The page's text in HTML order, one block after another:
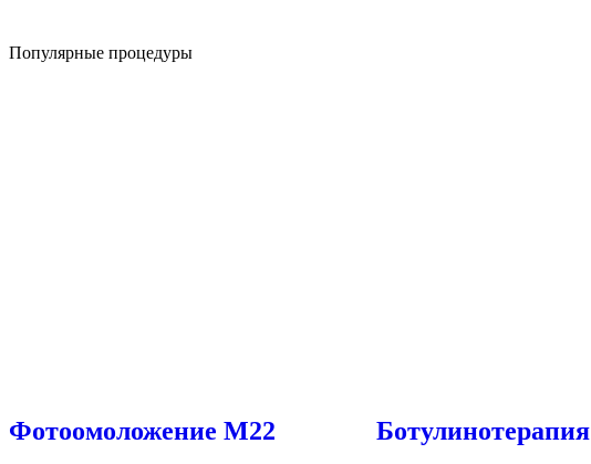
Популярные процедуры
Фотоомоложение М22 Ботулинотерапия